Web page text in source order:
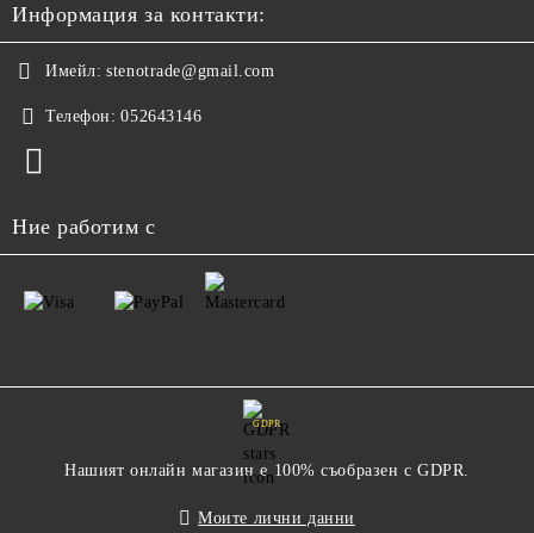
Информация за контакти:
Имейл: stenotrade@gmail.com
Телефон: 052643146
Ние работим с
GDPR
Нашият онлайн магазин е 100% съобразен с GDPR.
Моите лични данни